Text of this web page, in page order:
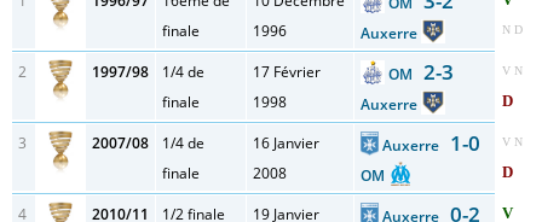
finale
1996
Auxerre N D
2 1997/98
1/4 de
finale
17 Février
1998
OM 2-3
Auxerre
V N
D
3 2007/08
1/4 de
finale
16 Janvier
2008
Auxerre 1-0
OM
V N
D
4 2010/11 1/2 finale
19 Janvier
Auxerre0-2 V